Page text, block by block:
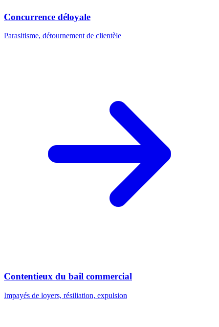
Concurrence déloyale
Parasitisme, détournement de clientèle
Contentieux du bail commercial
Impayés de loyers, résiliation, expulsion